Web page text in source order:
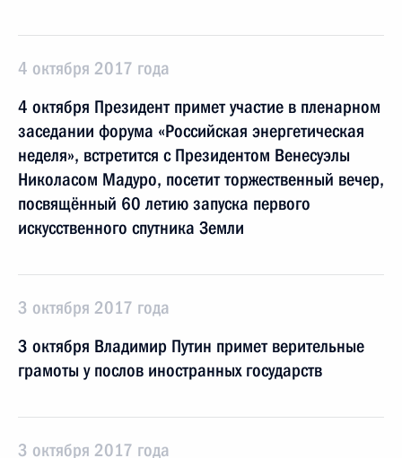
4 октября 2017 года
4 октября Президент примет участие в пленарном
заседании форума «Российская энергетическая
неделя», встретится с Президентом Венесуэлы
Николасом Мадуро, посетит торжественный вечер,
посвящённый 60 летию запуска первого
искусственного спутника Земли
3 октября 2017 года
3 октября Владимир Путин примет верительные
грамоты у послов иностранных государств
3 октября 2017 года